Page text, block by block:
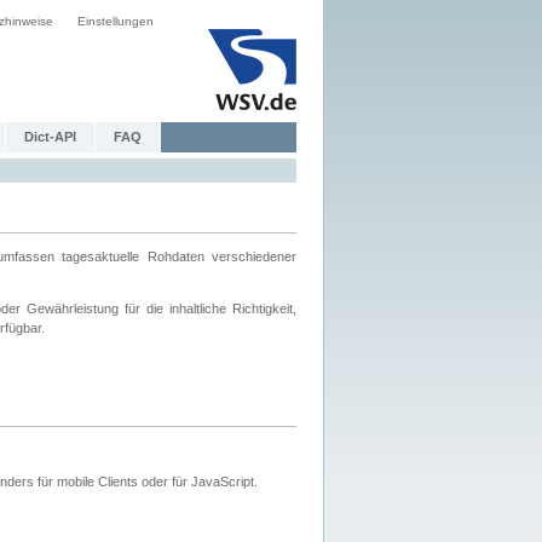
Einstellungen
Dict-API FAQ
tagesaktuelle Rohdaten verschiedener
Gewährleistung für die inhaltliche Richtigkeit,
für mobile Clients oder für JavaScript.